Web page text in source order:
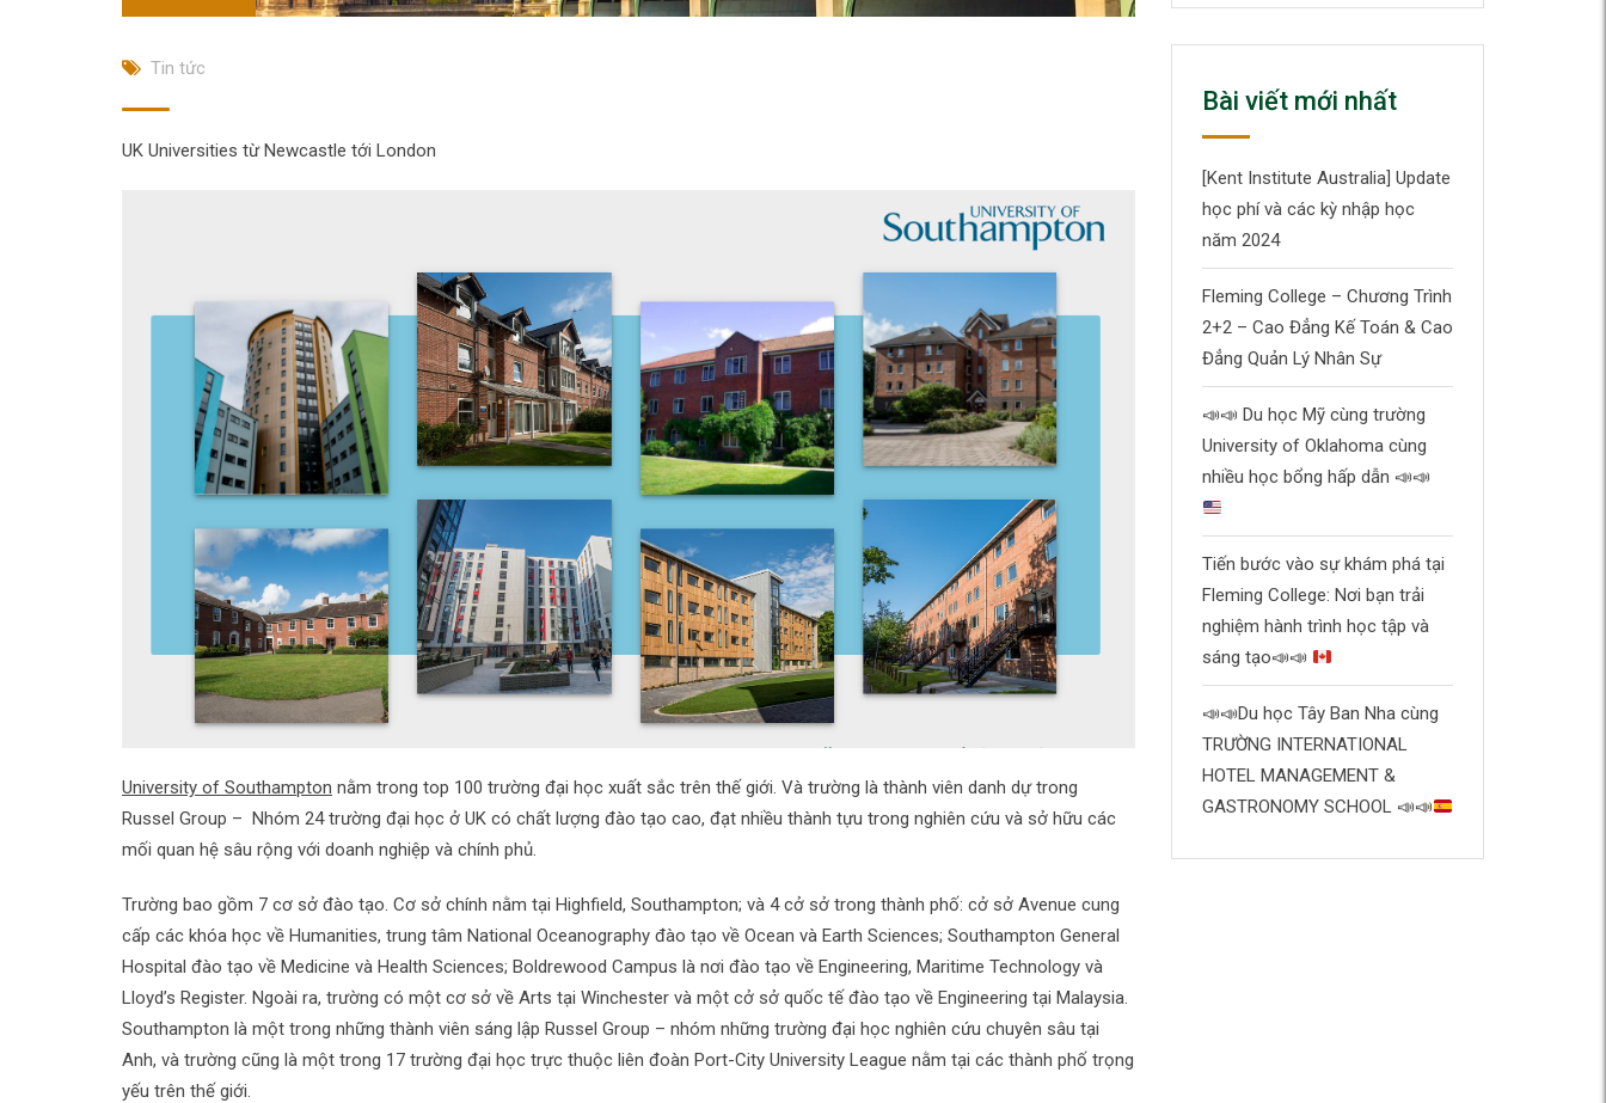
Tin tức
UK Universities từ Newcastle tới London
University of Southampton nằm trong top 100 trường đại học xuất sắc trên thế giới. Và trường là thành viên danh dự trong
Russel Group – Nhóm 24 trường đại học ở UK có chất lượng đào tạo cao, đạt nhiều thành tựu trong nghiên cứu và sở hữu các
mối quan hệ sâu rộng với doanh nghiệp và chính phủ.
Trường bao gồm 7 cơ sở đào tạo. Cơ sở chính nằm tại Highfield, Southampton; và 4 cở sở trong thành phố: cở sở Avenue cung
cấp các khóa học về Humanities, trung tâm National Oceanography đào tạo về Ocean và Earth Sciences; Southampton General
Hospital đào tạo về Medicine và Health Sciences; Boldrewood Campus là nơi đào tạo về Engineering, Maritime Technology và
Lloyd’s Register. Ngoài ra, trường có một cơ sở về Arts tại Winchester và một cở sở quốc tế đào tạo về Engineering tại Malaysia.
Southampton là một trong những thành viên sáng lập Russel Group – nhóm những trường đại học nghiên cứu chuyên sâu tại
Anh, và trường cũng là một trong 17 trường đại học trực thuộc liên đoàn Port-City University League nằm tại các thành phố trọng
yếu trên thế giới.
Bài viết mới nhất
[Kent Institute Australia] Update
học phí và các kỳ nhập học
năm 2024
Fleming College – Chương Trình
2+2 – Cao Đẳng Kế Toán & Cao
Đẳng Quản Lý Nhân Sự
📣📣 Du học Mỹ cùng trường
University of Oklahoma cùng
nhiều học bổng hấp dẫn 📣📣
Tiến bước vào sự khám phá tại
Fleming College: Nơi bạn trải
nghiệm hành trình học tập và
sáng tạo📣📣
📣📣Du học Tây Ban Nha cùng
TRƯỜNG INTERNATIONAL
HOTEL MANAGEMENT &
GASTRONOMY SCHOOL 📣📣